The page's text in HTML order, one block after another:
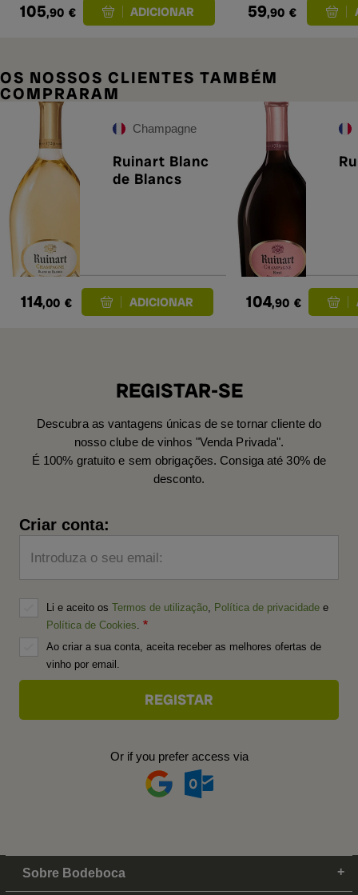
105,90 € 59,90 €
OS NOSSOS CLIENTES TAMBÉM
COMPRARAM
Champagne
Ruinart Blanc
de Blancs
114,00 € 104,90 €
REGISTAR-SE
Descubra as vantagens únicas de se tornar cliente do
nosso clube de vinhos "Venda Privada".
É 100% gratuito e sem obrigações. Consiga até 30% de
desconto.
Criar conta:
Introduza o seu email:
Li e aceito os Termos de utilização Política de privacidade e
Política de Cookies
Ao criar a sua conta, aceita receber as melhores ofertas de
vinho por email.
Or if you prefer access via
Sobre Bodeboca